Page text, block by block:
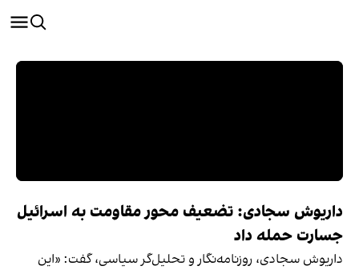
داریوش سجادی: تضعیف محور مقاومت به اسرائیل
جسارت حمله داد
داریوش سجادی، روزنامه‌نگار و تحلیل‌گر سیاسی، گفت: «این